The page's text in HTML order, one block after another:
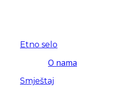
Etno selo
O nama
Smještaj